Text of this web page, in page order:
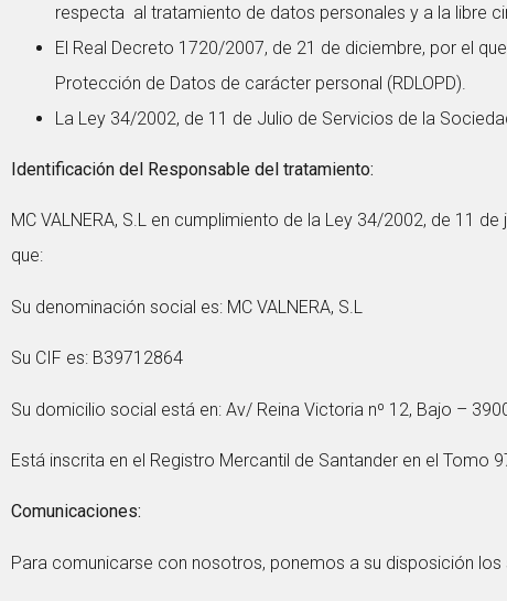
respecta al tratamiento de datos personales y a la libre
El Real Decreto 1720/2007, de 21 de diciembre, por el
Protección de Datos de carácter personal (RDLOPD).
La Ley 34/2002, de 11 de Julio de Servicios de la
Identificación del Responsable del tratamiento:
MC VALNERA, S.L en cumplimiento de la Ley 34/2002, de 11
que:
Su denominación social es: MC VALNERA, S.L
Su CIF es: B39712864
Su domicilio social está en: Av/ Reina Victoria nº 12, Bajo –
Está inscrita en el Registro Mercantil de Santander en el Tomo
Comunicaciones:
Para comunicarse con nosotros, ponemos a su disposición